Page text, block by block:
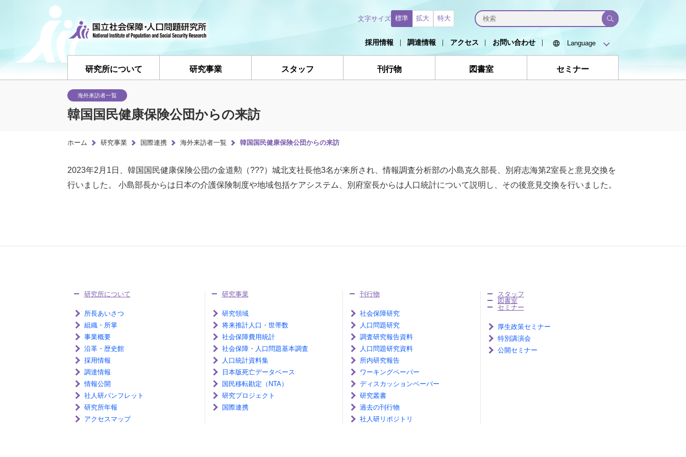
研究所について 研究事業 スタッフ 刊行物 図書室 セミナー
文字サイズ 標準 拡大 特大
採用情報 調達情報 アクセス お問い合わせ
海外来訪者一覧
韓国国民健康保険公団からの来訪
ホーム 研究事業 国際連携 海外来訪者一覧 韓国国民健康保険公団からの来訪
2023年2月1日、韓国国民健康保険公団の金道勲（???）城北支社長他3名が来所され、情報調査分析部の小島克久部長、別府志海第2室長と意見交換を
行いました。 小島部長からは日本の介護保険制度や地域包括ケアシステム、別府室長からは人口統計について説明し、その後意見交換を行いました。
研究所について
所長あいさつ
組織・所掌
事業概要
沿革・歴史館
採用情報
調達情報
情報公開
社人研パンフレット
研究所年報
アクセスマップ
研究事業
研究領域
将来推計人口・世帯数
社会保障費用統計
社会保障・人口問題基本調査
人口統計資料集
日本版死亡データベース
国民移転勘定（NTA）
研究プロジェクト
国際連携
刊行物
社会保障研究
人口問題研究
調査研究報告資料
人口問題研究資料
所内研究報告
ワーキングペーパー
ディスカッションペーパー
研究叢書
過去の刊行物
社人研リポジトリ
スタッフ
図書室
セミナー
厚生政策セミナー
特別講演会
公開セミナー